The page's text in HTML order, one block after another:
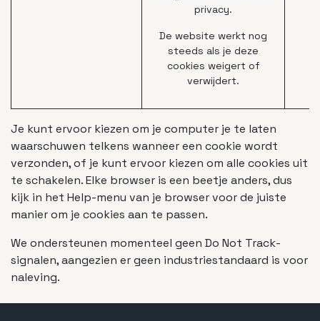
privacy.
De website werkt nog
steeds als je deze
cookies weigert of
verwijdert.
Je kunt ervoor kiezen om je computer je te laten
waarschuwen telkens wanneer een cookie wordt
verzonden, of je kunt ervoor kiezen om alle cookies uit
te schakelen. Elke browser is een beetje anders, dus
kijk in het Help-menu van je browser voor de juiste
manier om je cookies aan te passen.
We ondersteunen momenteel geen Do Not Track-
signalen, aangezien er geen industriestandaard is voor
naleving.